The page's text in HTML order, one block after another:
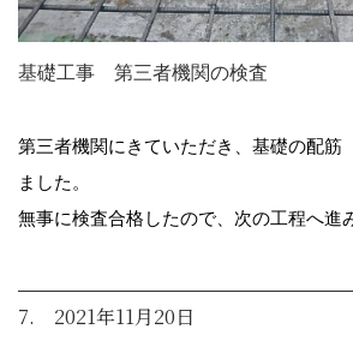
基礎工事 第三者機関の検査
第三者機関にきていただき、基礎の配筋
ました。
無事に検査合格したので、次の工程へ進
7. 2021年11月20日